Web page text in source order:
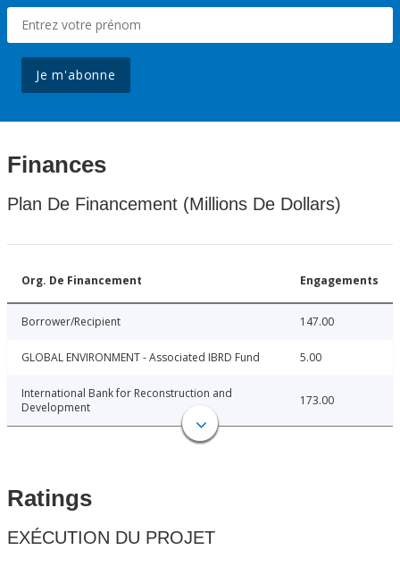
Je m'abonne
Finances
Plan De Financement (Millions De Dollars)
Org. De Financement Engagements
Borrower/Recipient 147.00
GLOBAL ENVIRONMENT - Associated IBRD Fund 5.00
International Bank for Reconstruction and
Development
173.00
Ratings
EXÉCUTION DU PROJET